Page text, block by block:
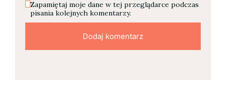
Zapamiętaj moje dane w tej przeglądarce podczas
pisania kolejnych komentarzy.